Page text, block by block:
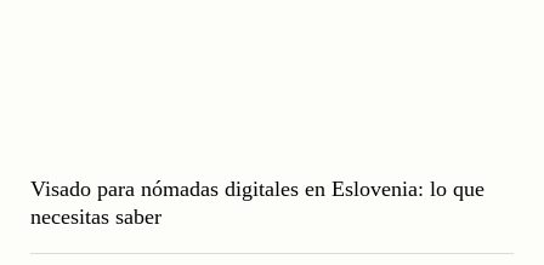
Visado para nómadas digitales en Eslovenia: lo que
necesitas saber